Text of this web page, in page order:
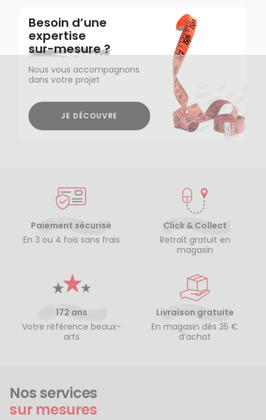
Besoin d’une
expertise
sur-mesure ?
Nous vous accompagnons
dans votre projet
JE DÉCOUVRE
Paiement sécurisé
En 3 ou 4 fois sans frais
Click & Collect
Retrait gratuit en
magasin
172 ans
Votre référence beaux-
arts
Livraison gratuite
En magasin dès 35 €
d’achat
Nos services
sur mesures